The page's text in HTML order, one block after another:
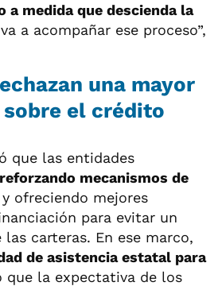
a medida que descienda la
a acompañar ese proceso”,
una mayor
el crédito
que las entidades
mecanismos de
y ofreciendo mejores
para evitar un
carteras. En ese marco,
de asistencia estatal para
que la expectativa de los